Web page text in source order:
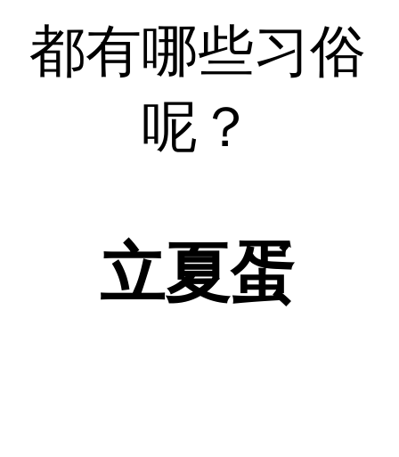
都有哪些习俗
呢？
立夏蛋